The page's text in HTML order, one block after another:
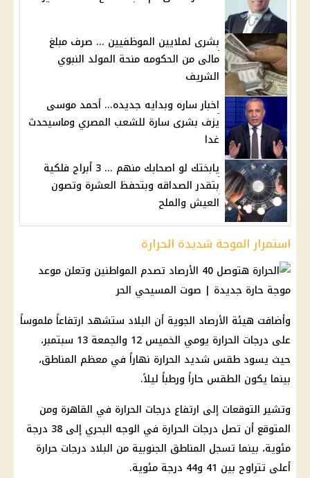
بشرى لملايين الموظفيين ... صرف مبلغ
مالى من الحكومه منحة المولد النبوي
الشريف
اخبار ساره وبدايه جديده... أحمد موسى
يزف بشرى سارة للشعب المصري وماسيحدث
غدا
يابختك لو اصحابك منهم ... 3 أبراج فلكية
بتقدر الصداقه وبتحفظ العشرة وتصون
العيش والملح
استمرار الموجة شديدة الحرارة
وأضافت هيئة الأرصاد الجوية أن البلاد ستشهد ارتفاعاً ملموساً
على درجات الحرارة يومي الخميس 12 والجمعة 13 سبتمبر،
حيث يسود طقس شديد الحرارة نهاراً في معظم المناطق،
بينما يكون الطقس حاراً ورطباً ليلاً.
وتشير التوقعات إلى ارتفاع درجات الحرارة في القاهرة ومن
المتوقع أن تصل درجات الحرارة في الوجه البحري إلى 38 درجة
مئوية، بينما تسجل المناطق الجنوبية من البلاد درجات حرارة
أعلى تتراوح بين 41 و44 درجة مئوية.